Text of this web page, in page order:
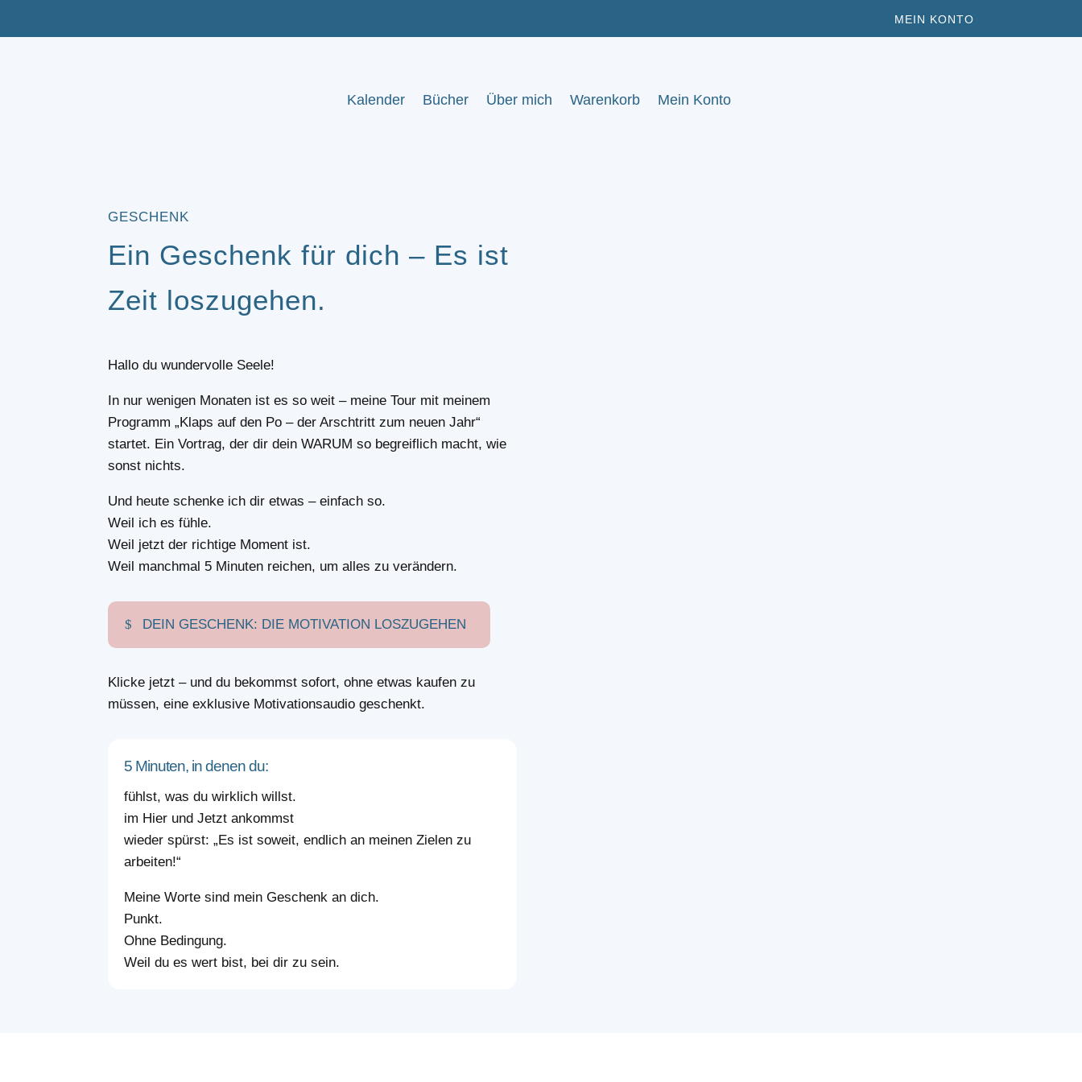
MEIN KONTO
Kalender Bücher Über mich Warenkorb Mein Konto
GESCHENK
Ein Geschenk für dich – Es ist
Zeit loszugehen.
Hallo du wundervolle Seele!
In nur wenigen Monaten ist es so weit – meine Tour mit meinem
Programm „Klaps auf den Po – der Arschtritt zum neuen Jahr“
startet. Ein Vortrag, der dir dein WARUM so begreiflich macht, wie
sonst nichts.
Und heute schenke ich dir etwas – einfach so.
Weil ich es fühle.
Weil jetzt der richtige Moment ist.
Weil manchmal 5 Minuten reichen, um alles zu verändern.
DEIN GESCHENK: DIE MOTIVATION LOSZUGEHEN
Klicke jetzt – und du bekommst sofort, ohne etwas kaufen zu
müssen, eine exklusive Motivationsaudio geschenkt.
5 Minuten, in denen du:
fühlst, was du wirklich willst.
im Hier und Jetzt ankommst
wieder spürst: „Es ist soweit, endlich an meinen Zielen zu
arbeiten!“
Meine Worte sind mein Geschenk an dich.
Punkt.
Ohne Bedingung.
Weil du es wert bist, bei dir zu sein.